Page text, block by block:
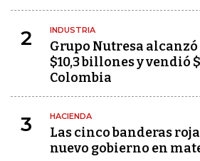
2 INDUSTRIA
Grupo Nutresa
$10,3 billones y vendió
Colombia
3 HACIENDA
Las cinco banderas
nuevo gobierno en